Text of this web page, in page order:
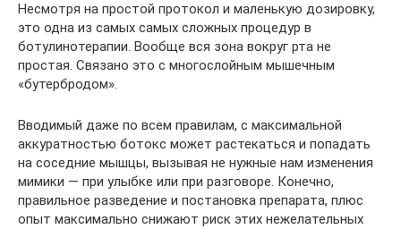
Несмотря на простой протокол и маленькую дозировку,
это одна из самых самых сложных процедур в
ботулинотерапии. Вообще вся зона вокруг рта не
простая. Связано это с многослойным мышечным
«бутербродом».
Вводимый даже по всем правилам, с максимальной
аккуратностью ботокс может растекаться и попадать
на соседние мышцы, вызывая не нужные нам изменения
мимики — при улыбке или при разговоре. Конечно,
правильное разведение и постановка препарата, плюс
опыт максимально снижают риск этих нежелательных